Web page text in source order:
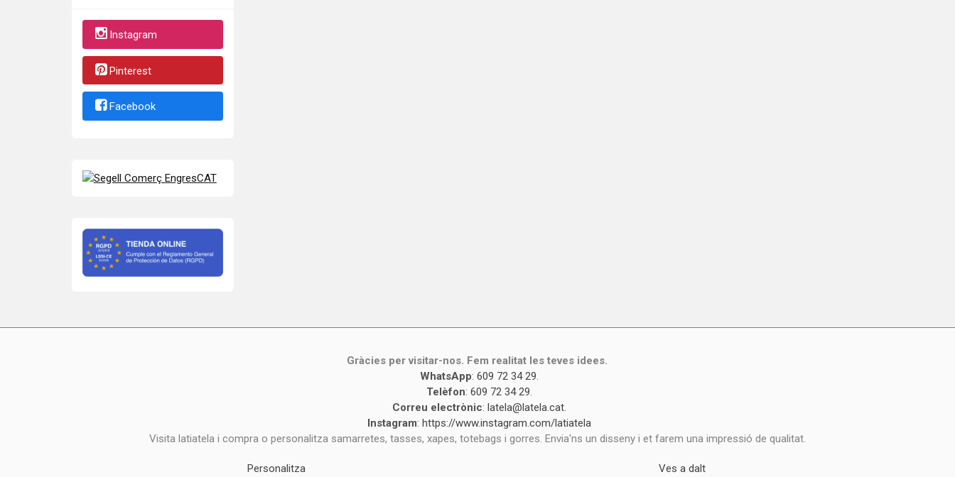
Instagram
Pinterest
Facebook
Gràcies per visitar-nos. Fem realitat les teves idees.
WhatsApp:609 72 34 29.
Telèfon:609 72 34 29.
Correu electrònic:latela@latela.cat.
Instagram:https://www.instagram.com/latiatela
Visita latiatela i compra o personalitza samarretes, tasses, xapes, totebags i gorres. Envia'ns un disseny i et farem una impressió de qualitat.
Personalitza
Ves a dalt